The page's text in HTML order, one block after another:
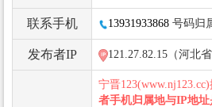
联系手机 13931933868 号码归
发布者IP 121.27.82.15（河北
宁晋123(www.nj123.cc)
者手机归属地与IP地